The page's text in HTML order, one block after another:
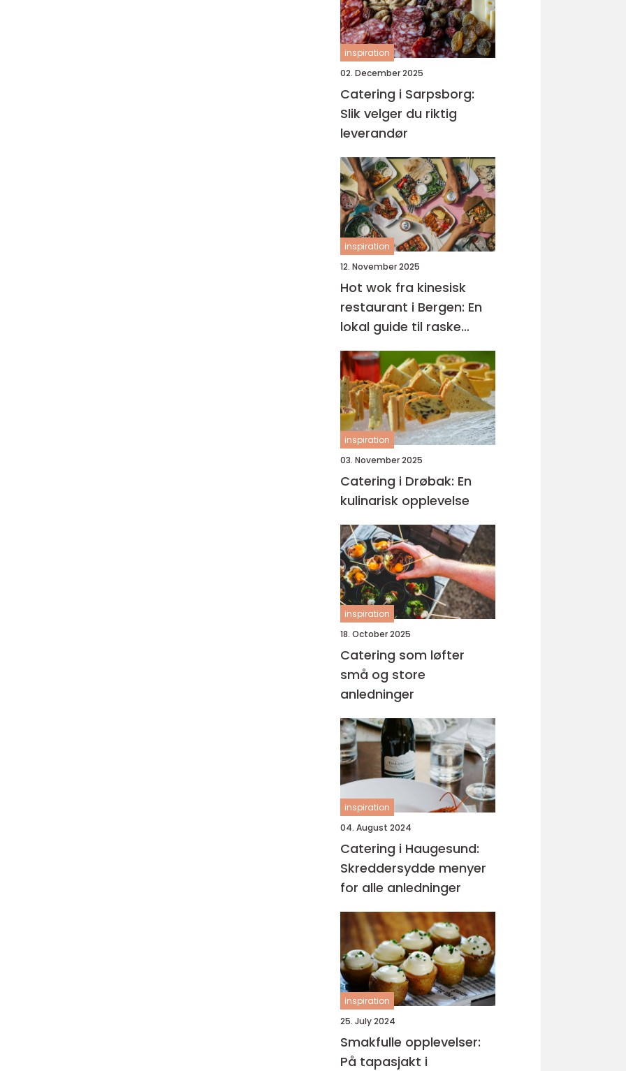
inspiration
02. December 2025
Catering i Sarpsborg:
Slik velger du riktig
leverandør
inspiration
12. November 2025
Hot wok fra kinesisk
restaurant i Bergen: En
lokal guide til raske
smaker på Sartor
inspiration
03. November 2025
Catering i Drøbak: En
kulinarisk opplevelse
inspiration
18. October 2025
Catering som løfter
små og store
anledninger
inspiration
04. August 2024
Catering i Haugesund:
Skreddersydde menyer
for alle anledninger
inspiration
25. July 2024
Smakfulle opplevelser:
På tapasjakt i